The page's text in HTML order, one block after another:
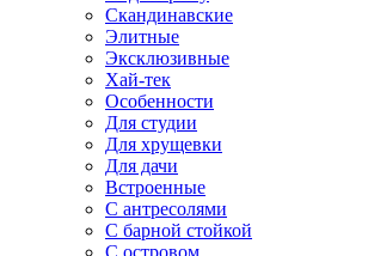
Скандинавские
Элитные
Эксклюзивные
Хай-тек
Особенности
Для студии
Для хрущевки
Для дачи
Встроенные
С антресолями
С барной стойкой
С островом